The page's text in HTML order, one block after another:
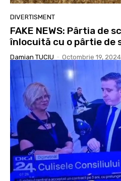
DIVERTISMENT
FAKE NEWS: Pârtia de
înlocuită cu o pârtie de
Damian TUCIU - Octombrie 19, 2024